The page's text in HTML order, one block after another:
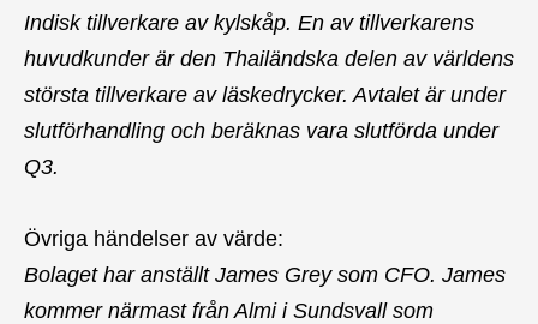
Indisk tillverkare av kylskåp. En av tillverkarens
huvudkunder är den Thailändska delen av världens
största tillverkare av läskedrycker. Avtalet är under
slutförhandling och beräknas vara slutförda under
Q3.
Övriga händelser av värde:
Bolaget har anställt James Grey som CFO. James
kommer närmast från Almi i Sundsvall som